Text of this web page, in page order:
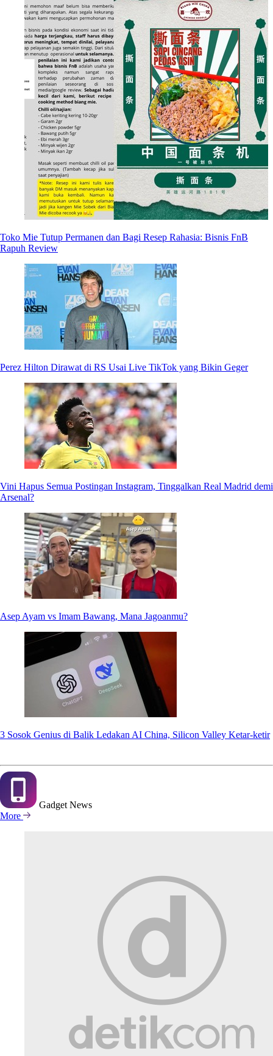
Toko Mie Tutup Permanen dan Bagi Resep Rahasia: Bisnis FnB
Rapuh Review
Perez Hilton Dirawat di RS Usai Live TikTok yang Bikin Geger
Vini Hapus Semua Postingan Instagram, Tinggalkan Real Madrid demi
Arsenal?
Asep Ayam vs Imam Bawang, Mana Jagoanmu?
3 Sosok Genius di Balik Ledakan AI China, Silicon Valley Ketar-ketir
Gadget News
More